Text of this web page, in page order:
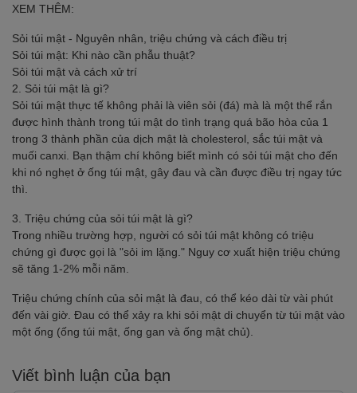
XEM THÊM:
Sỏi túi mật - Nguyên nhân, triệu chứng và cách điều trị
Sỏi túi mật: Khi nào cần phẫu thuật?
Sỏi túi mật và cách xử trí
2. Sỏi túi mật là gì?
Sỏi túi mật thực tế không phải là viên sỏi (đá) mà là một thể rắn
được hình thành trong túi mật do tình trạng quá bão hòa của 1
trong 3 thành phần của dịch mật là cholesterol, sắc túi mật và
muối canxi. Bạn thậm chí không biết mình có sỏi túi mật cho đến
khi nó nghẹt ở ống túi mật, gây đau và cần được điều trị ngay tức
thì.
3. Triệu chứng của sỏi túi mật là gì?
Trong nhiều trường hợp, người có sỏi túi mật không có triệu
chứng gì được gọi là "sỏi im lặng." Nguy cơ xuất hiện triệu chứng
sẽ tăng 1-2% mỗi năm.
Triệu chứng chính của sỏi mật là đau, có thể kéo dài từ vài phút
đến vài giờ. Đau có thể xảy ra khi sỏi mật di chuyển từ túi mật vào
một ống (ống túi mật, ống gan và ống mật chủ).
Viết bình luận của bạn